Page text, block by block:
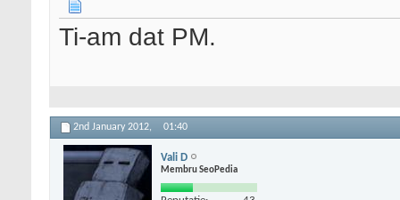
Ti-am dat PM.
2nd January 2012, 01:40
Vali D
Membru SeoPedia